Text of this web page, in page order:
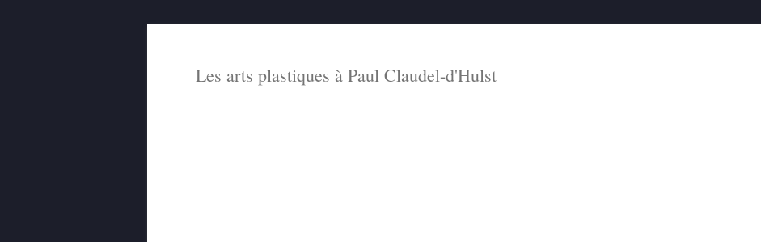
Les arts plastiques à Paul Claudel-d'Hulst